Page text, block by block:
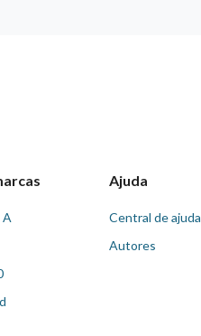
A
Ajuda
Central de ajuda
Autores